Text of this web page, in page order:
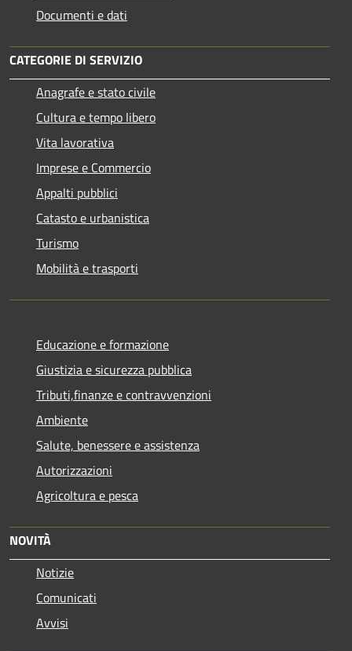
Documenti e dati
CATEGORIE DI SERVIZIO
Anagrafe e stato civile
Cultura e tempo libero
Vita lavorativa
Imprese e Commercio
Appalti pubblici
Catasto e urbanistica
Turismo
Mobilità e trasporti
Educazione e formazione
Giustizia e sicurezza pubblica
Tributi,finanze e contravvenzioni
Ambiente
Salute, benessere e assistenza
Autorizzazioni
Agricoltura e pesca
NOVITÀ
Notizie
Comunicati
Avvisi